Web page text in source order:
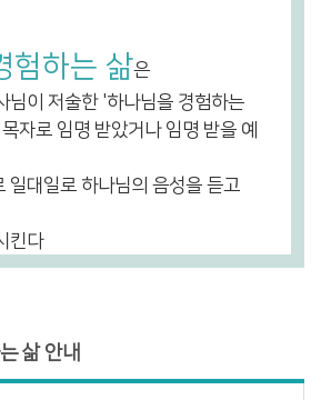
험하는 삶은
님이 저술한 '하나님을 경험하는
자로 임명 받았거나 임명 받을 예
일대일로 하나님의 음성을 듣고
킨다
삶 안내